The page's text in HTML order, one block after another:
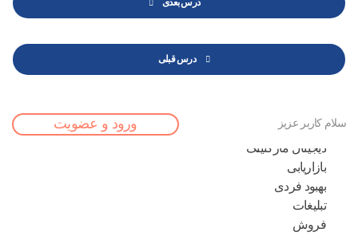
درس قبلی
درس بعدی
سلام کاربر عزیز ورود و عضویت
مقالات
دیجیتال مارکتینگ
بازاریابی
بهبود فردی
تبلیغات
فروش